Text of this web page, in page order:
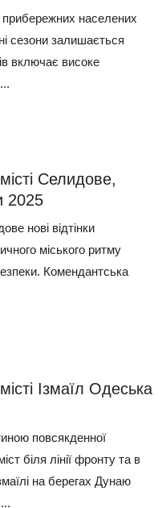
населених
сезони залишається
включає високе
Селидове,
2025
нові відтінки
міського ритму
Комендантська
Ізмаїл Одеська
повсякденної
біля лінії фронту та в
на берегах Дунаю